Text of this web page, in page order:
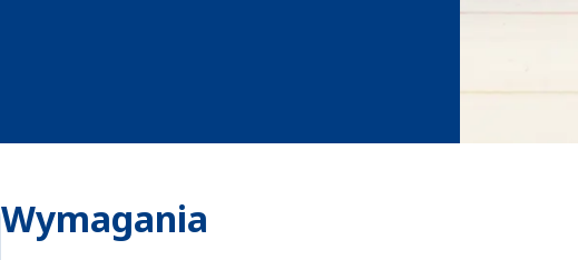
Wymagania